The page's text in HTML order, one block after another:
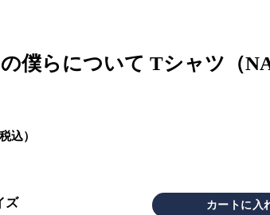
僕らについて Tシャツ（
込）
ズ カートに入